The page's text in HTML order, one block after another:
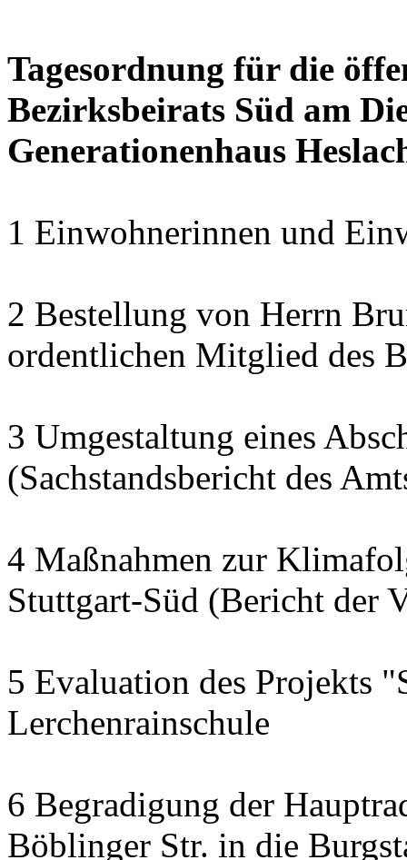
Tagesordnung für die
Bezirksbeirats Süd am
Generationenhaus
1 Einwohnerinnen und
2 Bestellung von Herrn
ordentlichen Mitglied des
3 Umgestaltung eines
(Sachstandsbericht des
4 Maßnahmen zur
Stuttgart-Süd (Bericht der
5 Evaluation des Projekts
Lerchenrainschule
6 Begradigung der
Böblinger Str. in die